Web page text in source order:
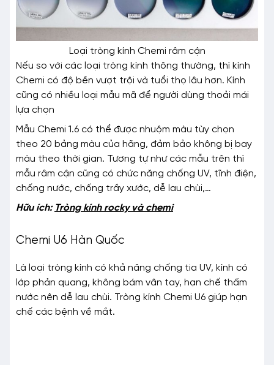
Loại tròng kính Chemi râm cận
Nếu so với các loại tròng kính thông thường, thì kính
Chemi có độ bền vượt trội và tuổi thọ lâu hơn. Kính
cũng có nhiều loại mẫu mã để người dùng thoải mái
lựa chọn
Mẫu Chemi 1.6 có thể được nhuộm màu tùy chọn
theo 20 bảng màu của hãng, đảm bảo không bị bay
màu theo thời gian. Tương tự như các mẫu trên thì
mẫu râm cận cũng có chức năng chống UV, tĩnh điện,
chống nước, chống trầy xước, dễ lau chùi,…
Hữu ích: Tròng kính rocky và chemi
Chemi U6 Hàn Quốc
Là loại tròng kính có khả năng chống tia UV, kính có
lớp phản quang, không bám vân tay, hạn chế thấm
nước nên dễ lau chùi. Tròng kính Chemi U6 giúp hạn
chế các bệnh về mắt.